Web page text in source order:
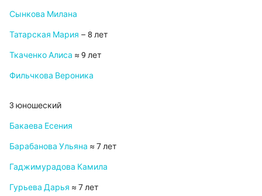
Сынкова Милана
Татарская Мария – 8 лет
Ткаченко Алиса ≈ 9 лет
Фильчкова Вероника
3 юношеский
Бакаева Есения
Барабанова Ульяна ≈ 7 лет
Гаджимурадова Камила
Гурьева Дарья ≈ 7 лет